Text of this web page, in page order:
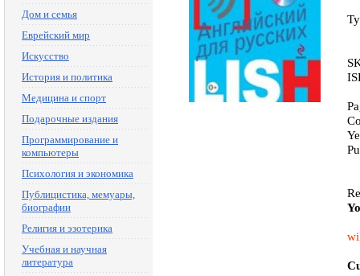
Дом и семья
Еврейский мир
Искусство
История и политика
Медицина и спорт
Подарочные издания
Программирование и
компьютеры
Психология и экономика
Публицистика, мемуары,
биографии
Религия и эзотерика
Учебная и научная
литература